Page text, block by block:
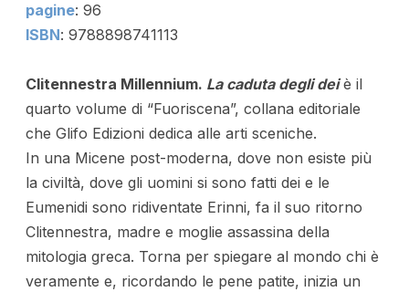
pagine: 96
ISBN: 9788898741113
Clitennestra Millennium. La caduta degli dei è il
quarto volume di “Fuoriscena”, collana editoriale
che Glifo Edizioni dedica alle arti sceniche.
In una Micene post-moderna, dove non esiste più
la civiltà, dove gli uomini si sono fatti dei e le
Eumenidi sono ridiventate Erinni, fa il suo ritorno
Clitennestra, madre e moglie assassina della
mitologia greca. Torna per spiegare al mondo chi è
veramente e, ricordando le pene patite, inizia un